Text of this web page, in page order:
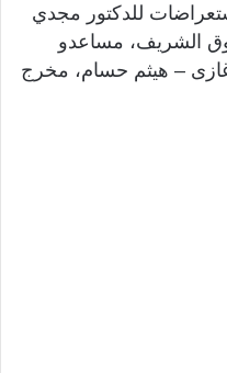
للدكتور مجدي
الشريف، مساعدو
– هيثم حسام، مخرج